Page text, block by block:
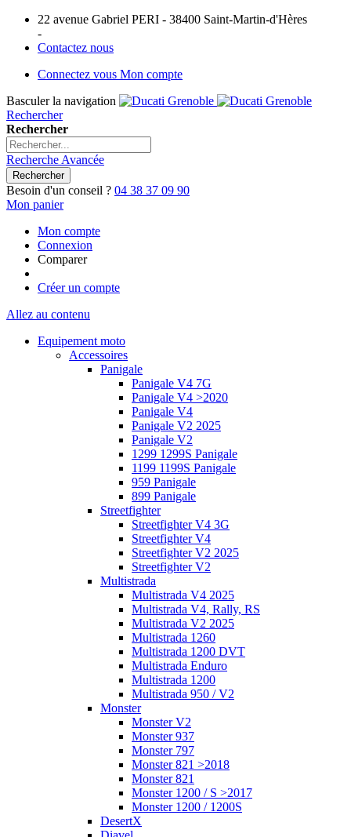
22 avenue Gabriel PERI - 38400 Saint-Martin-d'Hères
-
Contactez nous
Connectez vous Mon compte
Basculer la navigation
Rechercher
Rechercher
Recherche Avancée
Rechercher
Besoin d'un conseil ? 04 38 37 09 90
Mon panier
Mon compte
Connexion
Comparer
Créer un compte
Allez au contenu
Equipement moto
Accessoires
Panigale
Panigale V4 7G
Panigale V4 >2020
Panigale V4
Panigale V2 2025
Panigale V2
1299 1299S Panigale
1199 1199S Panigale
959 Panigale
899 Panigale
Streetfighter
Streetfighter V4 3G
Streetfighter V4
Streetfighter V2 2025
Streetfighter V2
Multistrada
Multistrada V4 2025
Multistrada V4, Rally, RS
Multistrada V2 2025
Multistrada 1260
Multistrada 1200 DVT
Multistrada Enduro
Multistrada 1200
Multistrada 950 / V2
Monster
Monster V2
Monster 937
Monster 797
Monster 821 >2018
Monster 821
Monster 1200 / S >2017
Monster 1200 / 1200S
DesertX